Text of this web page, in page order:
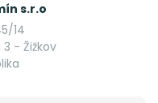
s.r.o
14
3 - Žižkov